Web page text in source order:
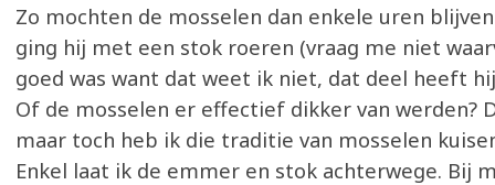
Zo mochten de mosselen dan enkele uren
ging hij met een stok roeren (vraag me niet
goed was want dat weet ik niet, dat deel heeft
Of de mosselen er effectief dikker van werden?
maar toch heb ik die traditie van mosselen
Enkel laat ik de emmer en stok achterwege. Bij